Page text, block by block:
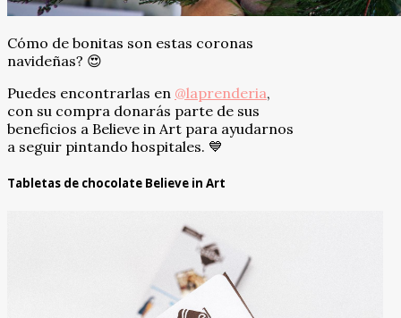
Cómo de bonitas son estas coronas
navideñas? 😍
Puedes encontrarlas en @laprenderia,
con su compra donarás parte de sus
beneficios a Believe in Art para ayudarnos
a seguir pintando hospitales. 💙
Tabletas de chocolate Believe in Art